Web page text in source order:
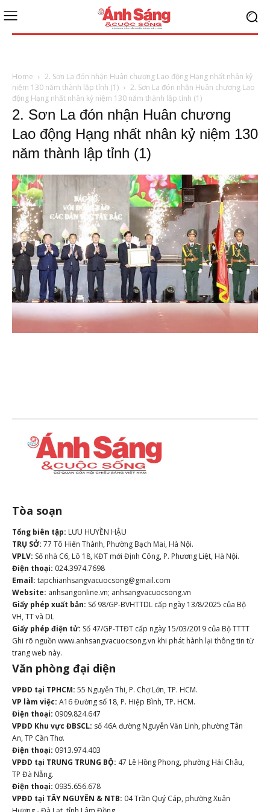
Home
2. Sơn La đón nhận Huân chương Lao động Hạng nhất nhân kỷ
niệm 130 năm thành lập tỉnh (1)
2. Sơn La đón nhận Huân chương Lao
động Hạng nhất nhân kỷ niệm 130 năm thành lập tỉnh (1)
2. Sơn La đón nhận Huân chương
Lao động Hạng nhất nhân kỷ niệm 130
năm thành lập tỉnh (1)
Tòa soạn
Tổng biên tập: LƯU HUYỀN HẬU
TRỤ SỞ: 77 Tô Hiến Thành, Phường Bạch Mai, Hà Nội.
VPLV: Số nhà C6, Lô 18, KĐT mới Định Công, P. Phương Liệt, Hà Nội.
Điện thoại: 024.3974.7698
Email: tapchianhsangvacuocsong@gmail.com
Website: anhsangonline.vn; anhsangvacuocsong.vn
Giấy phép xuất bản: Số 98/GP-BVHTTDL cấp ngày 13/8/2025 của Bộ
VH, TT và DL
Giấy phép điện tử: Số 47/GP-TTĐT cấp ngày 15/03/2019 của Bộ TTTT
Ghi rõ nguồn www.anhsangvacuocsong.vn khi phát hành lại thông tin từ
trang web này.
Văn phòng đại diện
VPĐD tại TPHCM: 55 Nguyễn Thi, P. Chợ Lớn, TP. HCM.
VP làm việc: A16 Đường số 18, P. Hiệp Bình, TP. HCM.
Điện thoại: 0909.824.647
VPĐD Khu vực ĐBSCL: số 46A đường Nguyễn Văn Linh, phường Tân
An, TP Cần Thơ.
Điện thoại: 0913.974.403
VPĐD tại TRUNG TRUNG BỘ: 47 Lê Hồng Phong, phường Hải Châu,
TP Đà Nẵng.
Điện thoại: 0935.656.678
VPĐD tại TÂY NGUYÊN & NTB: 04 Trần Quý Cáp, phường Xuân